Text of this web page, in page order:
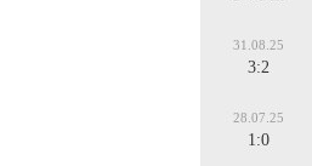
31.08.25
3:2
28.07.25
1:0